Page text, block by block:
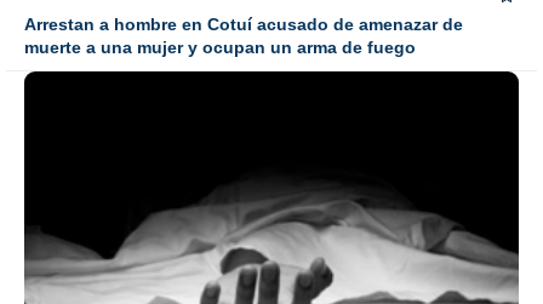
Arrestan a hombre en Cotuí acusado de amenazar de
muerte a una mujer y ocupan un arma de fuego